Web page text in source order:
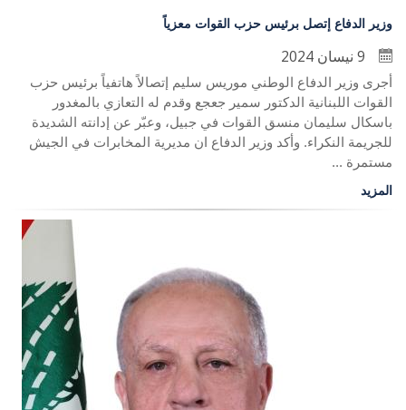
وزير الدفاع إتصل برئيس حزب القوات معزياً
أجرى وزير الدفاع الوطني موريس سليم إتصالاً هاتفياً برئيس حزب
القوات اللبنانية الدكتور سمير جعجع وقدم له التعازي بالمغدور
باسكال سليمان منسق القوات في جبيل، وعبّر عن إدانته الشديدة
للجريمة النكراء. وأكد وزير الدفاع ان مديرية المخابرات في الجيش
مستمرة ...
المزيد